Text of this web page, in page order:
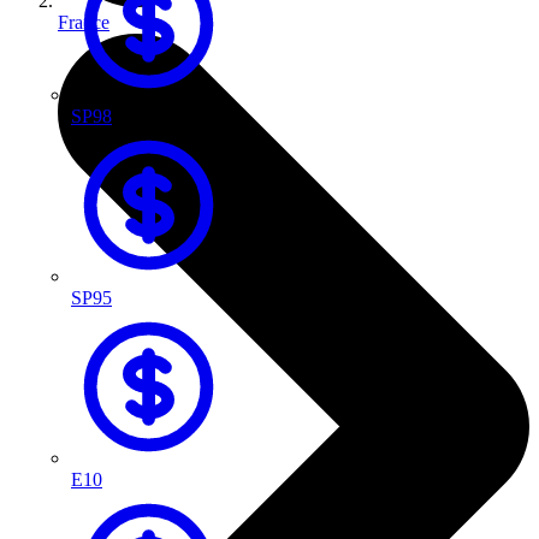
SP98
SP95
E10
France